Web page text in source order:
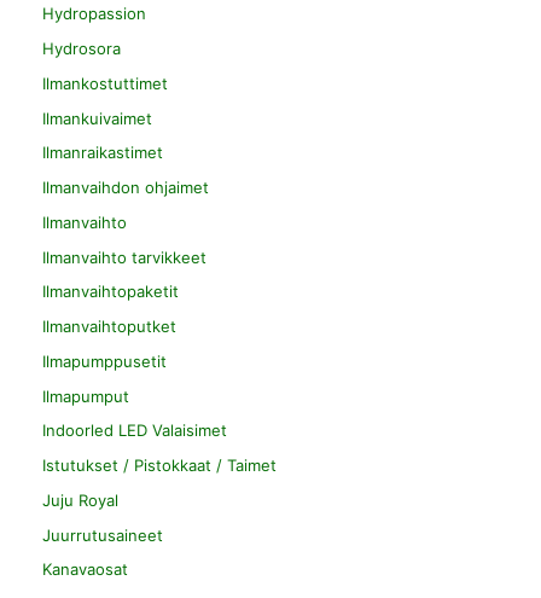
Hydropassion
Hydrosora
Ilmankostuttimet
Ilmankuivaimet
Ilmanraikastimet
Ilmanvaihdon ohjaimet
Ilmanvaihto
Ilmanvaihto tarvikkeet
Ilmanvaihtopaketit
Ilmanvaihtoputket
Ilmapumppusetit
Ilmapumput
Indoorled LED Valaisimet
Istutukset / Pistokkaat / Taimet
Juju Royal
Juurrutusaineet
Kanavaosat